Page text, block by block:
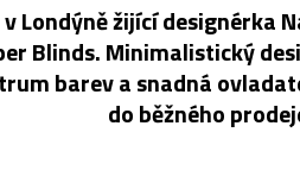
Londýně žijící designérka
Blinds. Minimalistický
barev a snadná
do běžného